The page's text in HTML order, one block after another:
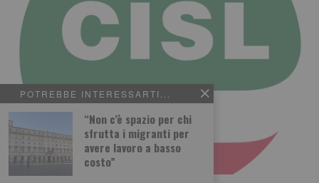
POTREBBE INTERESSARTI...
“Non c’è spazio per chi
sfrutta i migranti per
avere lavoro a basso
costo”